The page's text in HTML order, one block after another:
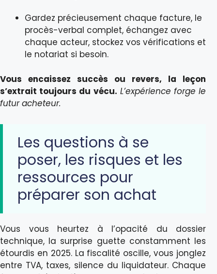
Gardez précieusement chaque facture, le
procès-verbal complet, échangez avec
chaque acteur, stockez vos vérifications et
le notariat si besoin.
Vous encaissez succès ou revers, la leçon
s’extrait toujours du vécu. L’expérience forge le
futur acheteur.
Les questions à se
poser, les risques et les
ressources pour
préparer son achat
Vous vous heurtez à l’opacité du dossier
technique, la surprise guette constamment les
étourdis en 2025. La fiscalité oscille, vous jonglez
entre TVA, taxes, silence du liquidateur. Chaque